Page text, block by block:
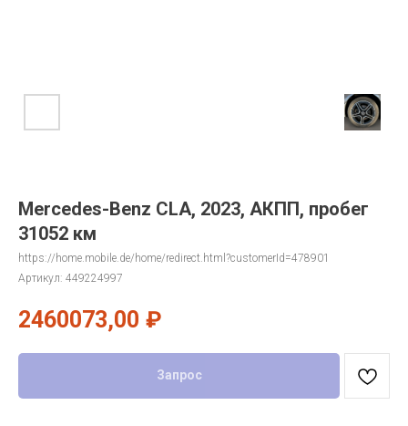
Mercedes-Benz CLA, 2023, АКПП, пробег
31052 км
https://home.mobile.de/home/redirect.html?customerId=478901
Артикул: 449224997
2460073,00 ₽
Запрос